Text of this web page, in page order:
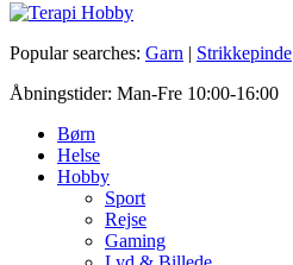
Terapi Hobby
Popular searches: Garn | Strikkepinde
Åbningstider: Man-Fre 10:00-16:00
Børn
Helse
Hobby
Sport
Rejse
Gaming